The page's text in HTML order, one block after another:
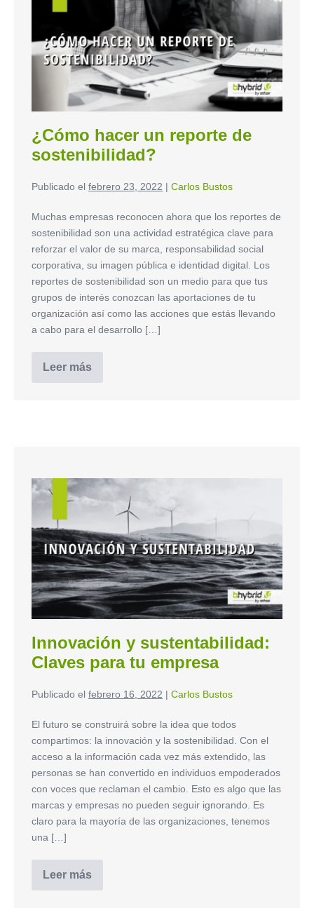
¿Cómo hacer un reporte de
sostenibilidad?
Publicado el febrero 23, 2022 | Carlos Bustos
Muchas empresas reconocen ahora que los reportes de
sostenibilidad son una actividad estratégica clave para
reforzar el valor de su marca, responsabilidad social
corporativa, su imagen pública e identidad digital. Los
reportes de sostenibilidad son un medio para que tus
grupos de interés conozcan las aportaciones de tu
organización así como las acciones que estás llevando
a cabo para el desarrollo […]
Leer más
Innovación y sustentabilidad:
Claves para tu empresa
Publicado el febrero 16, 2022 | Carlos Bustos
El futuro se construirá sobre la idea que todos
compartimos: la innovación y la sostenibilidad. Con el
acceso a la información cada vez más extendido, las
personas se han convertido en individuos empoderados
con voces que reclaman el cambio. Esto es algo que las
marcas y empresas no pueden seguir ignorando. Es
claro para la mayoría de las organizaciones, tenemos
una […]
Leer más